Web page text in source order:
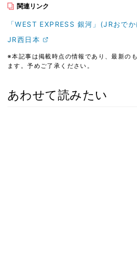
関連リンク
「WEST EXPRESS 銀河」(JRおで
JR西日本
※本記事は掲載時点の情報であり、最新の
ます。予めご了承ください。
あわせて読みたい